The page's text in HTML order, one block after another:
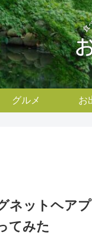
グルメ お
ネットヘア
てみた